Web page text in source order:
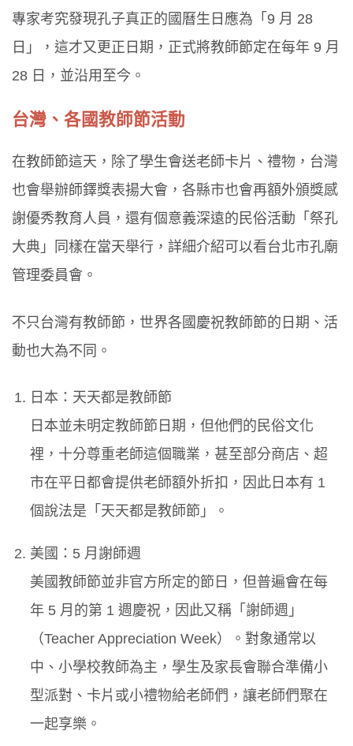
專家考究發現孔子真正的國曆生日應為「9 月 28
日」，這才又更正日期，正式將教師節定在每年 9 月
28 日，並沿用至今。
台灣、各國教師節活動
在教師節這天，除了學生會送老師卡片、禮物，台灣
也會舉辦師鐸獎表揚大會，各縣市也會再額外頒獎感
謝優秀教育人員，還有個意義深遠的民俗活動「祭孔
大典」同樣在當天舉行，詳細介紹可以看台北市孔廟
管理委員會。
不只台灣有教師節，世界各國慶祝教師節的日期、活
動也大為不同。
日本：天天都是教師節
日本並未明定教師節日期，但他們的民俗文化
裡，十分尊重老師這個職業，甚至部分商店、超
市在平日都會提供老師額外折扣，因此日本有 1
個說法是「天天都是教師節」。
美國：5 月謝師週
美國教師節並非官方所定的節日，但普遍會在每
年 5 月的第 1 週慶祝，因此又稱「謝師週」
（Teacher Appreciation Week）。對象通常以
中、小學校教師為主，學生及家長會聯合準備小
型派對、卡片或小禮物給老師們，讓老師們聚在
一起享樂。